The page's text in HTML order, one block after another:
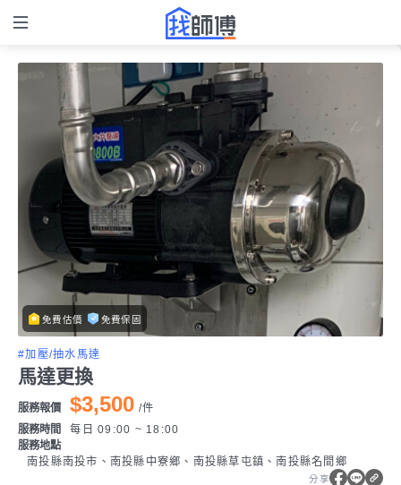
免費估價 免費保固
#加壓/抽水馬達
馬達更換
服務報價 $3,500 /件
服務時間
每日 09:00 ~ 18:00
服務地點
南投縣南投市、南投縣中寮鄉、南投縣草屯鎮、南投縣名間鄉
分享